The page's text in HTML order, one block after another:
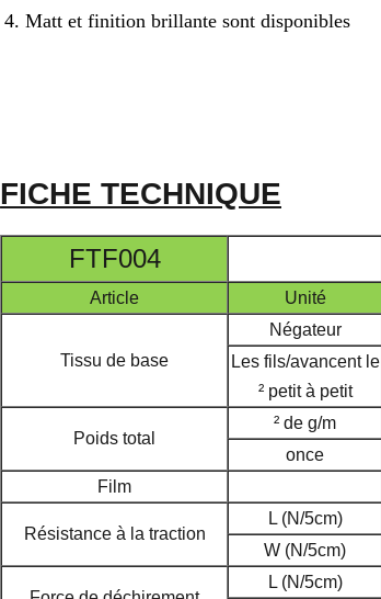
4. Matt et finition brillante sont disponibles
FICHE TECHNIQUE
FTF004
Article Unité
Tissu de base
Négateur
Les fils/avancent le
² petit à petit
Poids total
² de g/m
once
Film
Résistance à la traction
L (N/5cm)
W (N/5cm)
L (N/5cm)